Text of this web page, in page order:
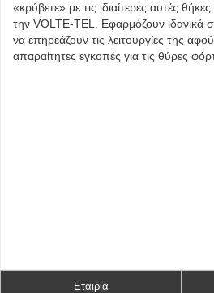
«κρύβετε» με τις ιδιαίτερες αυτές
την VOLTE-TEL. Εφαρμόζουν ιδανικά
να επηρεάζουν τις λειτουργίες της
απαραίτητες εγκοπές για τις θύρες
Εταιρία